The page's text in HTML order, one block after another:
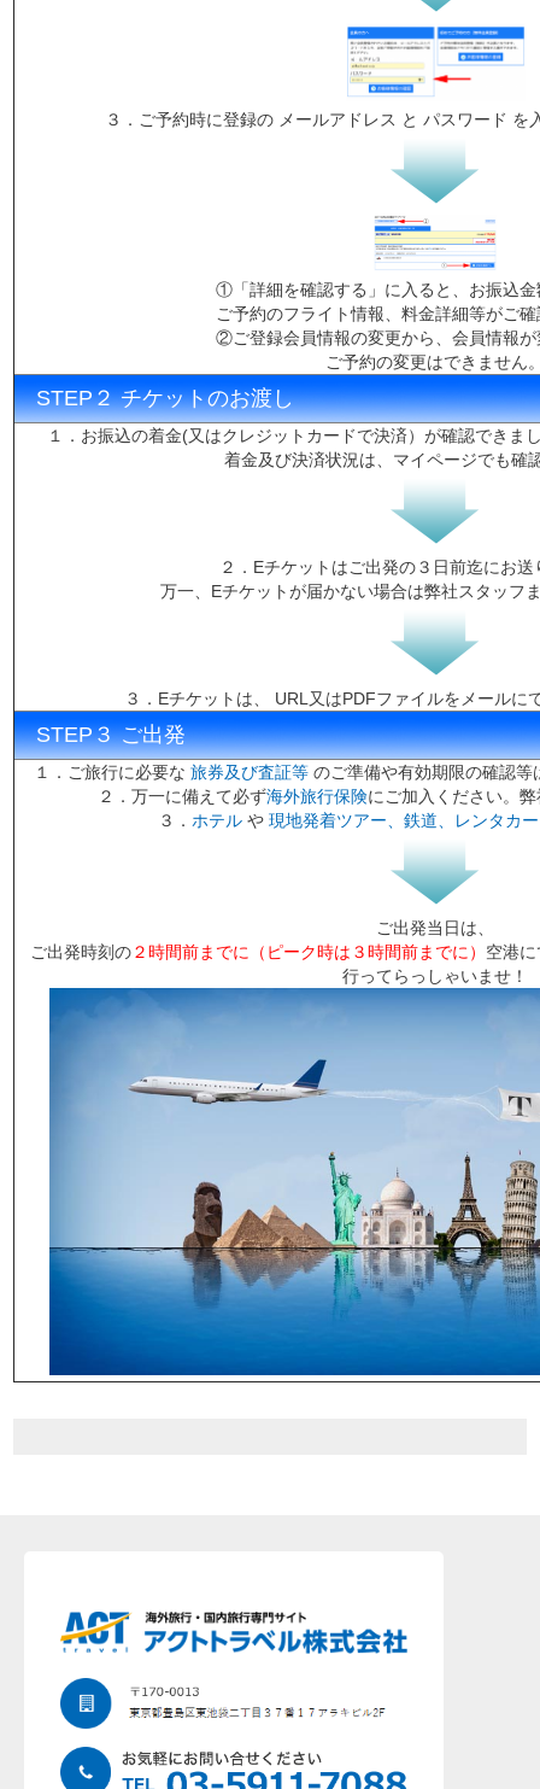
３．ご予約時に登録の メールアドレス と パスワード を
①「詳細を確認する」に入ると、お振込金
ご予約のフライト情報、料金詳細等がご
②ご登録会員情報の変更から、会員情報が
ご予約の変更はできません
STEP２ チケットのお渡し
１．お振込の着金(又はクレジットカードで決済）が確認できま
着金及び決済状況は、マイページでも確
２．Eチケットはご出発の３日前迄にお
万一、Eチケットが届かない場合は弊社スタッフ
３．Eチケットは、 URL又はPDFファイルをメールに
STEP３ ご出発
１．ご旅行に必要な 旅券及び査証等 のご準備や有効期限の確認
２．万一に備えて必ず海外旅行保険にご加入ください。
３． ホテル や 現地発着ツアー、鉄道、レンタカー
ご出発当日は、
ご出発時刻の２時間前までに （ピーク時は３時間前までに） 空港
行ってらっしゃいませ！